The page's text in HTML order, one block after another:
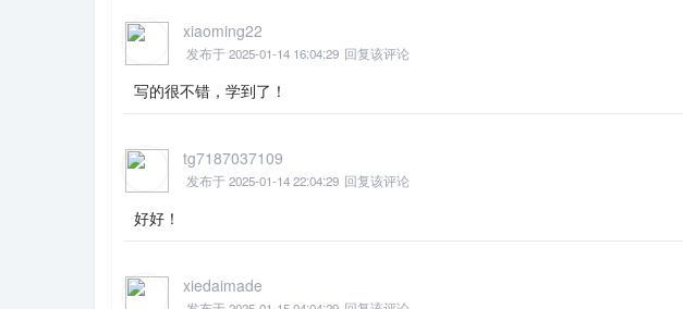
xiaoming22
发布于 2025-01-14 16:04:29 回复该评论
写的很不错，学到了！
tg7187037109
发布于 2025-01-14 22:04:29 回复该评论
好好！
xiedaimade